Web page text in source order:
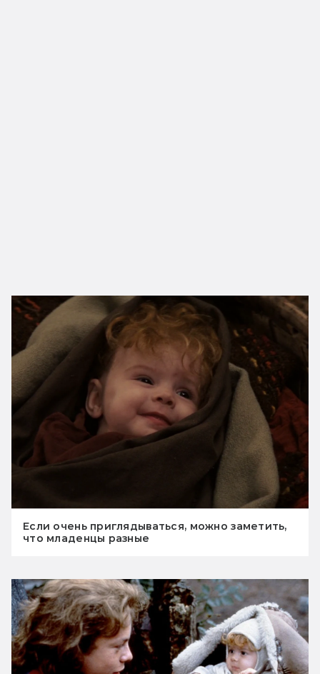
Если очень приглядываться, можно заметить,
что младенцы разные